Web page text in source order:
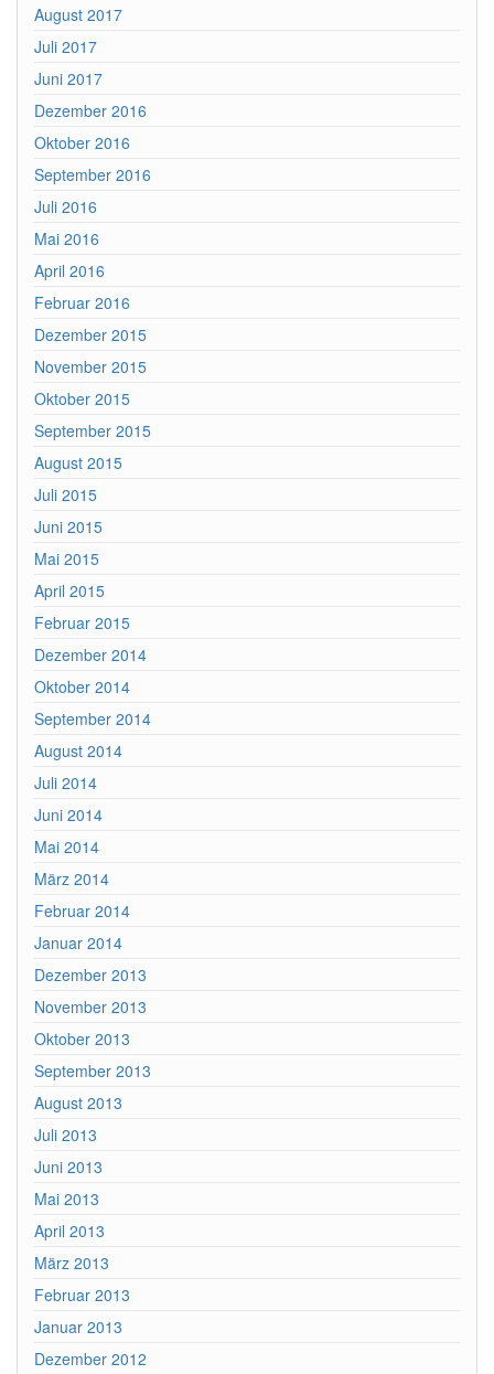
August 2017
Juli 2017
Juni 2017
Dezember 2016
Oktober 2016
September 2016
Juli 2016
Mai 2016
April 2016
Februar 2016
Dezember 2015
November 2015
Oktober 2015
September 2015
August 2015
Juli 2015
Juni 2015
Mai 2015
April 2015
Februar 2015
Dezember 2014
Oktober 2014
September 2014
August 2014
Juli 2014
Juni 2014
Mai 2014
März 2014
Februar 2014
Januar 2014
Dezember 2013
November 2013
Oktober 2013
September 2013
August 2013
Juli 2013
Juni 2013
Mai 2013
April 2013
März 2013
Februar 2013
Januar 2013
Dezember 2012